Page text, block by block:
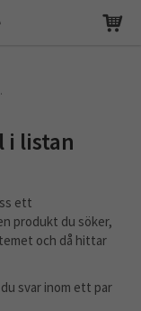
i listan
ett
produkt du söker,
och då hittar
svar inom ett par